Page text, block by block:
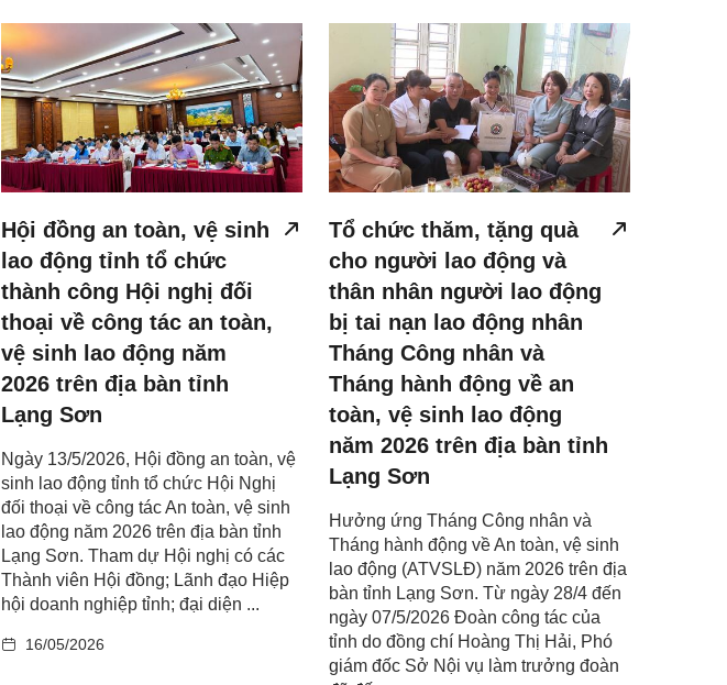
Hội đồng an toàn, vệ sinh
lao động tỉnh tổ chức
thành công Hội nghị đối
thoại về công tác an toàn,
vệ sinh lao động năm
2026 trên địa bàn tỉnh
Lạng Sơn
Ngày 13/5/2026, Hội đồng an toàn, vệ
sinh lao động tỉnh tổ chức Hội Nghị
đối thoại về công tác An toàn, vệ sinh
lao động năm 2026 trên địa bàn tỉnh
Lạng Sơn. Tham dự Hội nghị có các
Thành viên Hội đồng; Lãnh đạo Hiệp
hội doanh nghiệp tỉnh; đại diện ...
16/05/2026
Tổ chức thăm, tặng quà
cho người lao động và
thân nhân người lao động
bị tai nạn lao động nhân
Tháng Công nhân và
Tháng hành động về an
toàn, vệ sinh lao động
năm 2026 trên địa bàn tỉnh
Lạng Sơn
Hưởng ứng Tháng Công nhân và
Tháng hành động về An toàn, vệ sinh
lao động (ATVSLĐ) năm 2026 trên địa
bàn tỉnh Lạng Sơn. Từ ngày 28/4 đến
ngày 07/5/2026 Đoàn công tác của
tỉnh do đồng chí Hoàng Thị Hải, Phó
giám đốc Sở Nội vụ làm trưởng đoàn